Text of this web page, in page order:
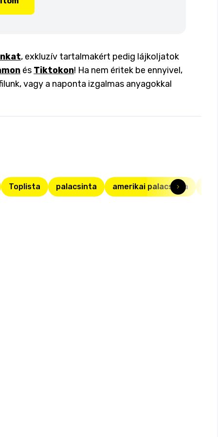
, exkluzív tartalmakért pedig lájkoljatok
és Tiktokon! Ha nem éritek be ennyivel,
vagy a naponta izgalmas anyagokkal
Toplista palacsinta amerikai palacsinta